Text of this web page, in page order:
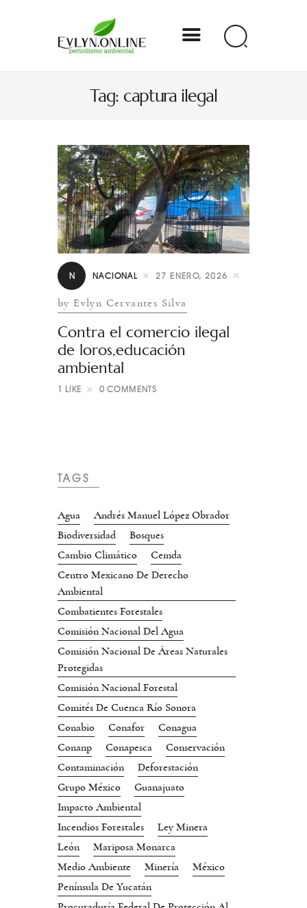
Tag: captura ilegal
Evlyn Online
Periodismo para autogobernarse
Internacional
Nacional
Estados
Especial
N NACIONAL 27 ENERO, 2026
by Evlyn Cervantes Silva
Contra el comercio ilegal
de loros,educación
ambiental
1 LIKE 0 COMMENTS
TAGS
Agua
Andrés Manuel López Obrador
Biodiversidad
Bosques
Cambio Climático
Cemda
Centro Mexicano De Derecho
Ambiental
Combatientes Forestales
Comisión Nacional Del Agua
Comisión Nacional De Áreas Naturales
Protegidas
Comisión Nacional Forestal
Comités De Cuenca Río Sonora
Conabio
Conafor
Conagua
Conanp
Conapesca
Conservación
Contaminación
Deforestación
Grupo México
Guanajuato
Impacto Ambiental
Incendios Forestales
Ley Minera
León
Mariposa Monarca
Medio Ambiente
Minería
México
Península De Yucatán